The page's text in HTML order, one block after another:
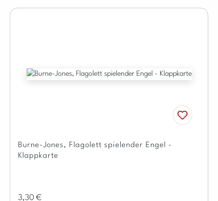
Burne-Jones, Flagolett spielender Engel -
Klappkarte
Regulärer Preis:
3,30 €